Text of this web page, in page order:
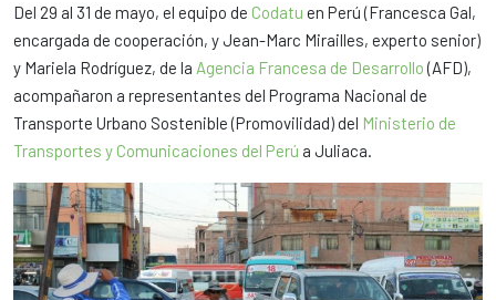
Del 29 al 31 de mayo, el equipo de Codatu en Perú (Francesca Gal,
encargada de cooperación, y Jean-Marc Mirailles, experto senior)
y Mariela Rodríguez, de la Agencia Francesa de Desarrollo(AFD),
acompañaron a representantes del Programa Nacional de
Transporte Urbano Sostenible (Promovilidad) del Ministerio de
Transportes y Comunicaciones del Perú a Juliaca.